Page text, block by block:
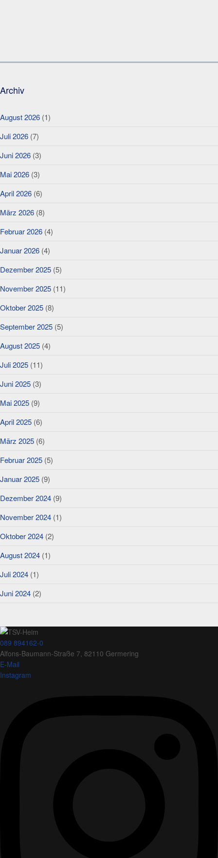
Archiv
August 2026 (1)
Juli 2026 (7)
Juni 2026 (3)
Mai 2026 (3)
April 2026 (6)
März 2026 (8)
Februar 2026 (4)
Januar 2026 (4)
Dezember 2025 (5)
November 2025 (11)
Oktober 2025 (8)
September 2025 (5)
August 2025 (4)
Juli 2025 (11)
Juni 2025 (3)
Mai 2025 (9)
April 2025 (6)
März 2025 (6)
Februar 2025 (5)
Januar 2025 (9)
Dezember 2024 (9)
November 2024 (1)
Oktober 2024 (2)
August 2024 (1)
Juli 2024 (1)
Juni 2024 (2)
089 894162-0
Alfons-Baumann-Straße 7, 82110 Germering
E-Mail
Instagram